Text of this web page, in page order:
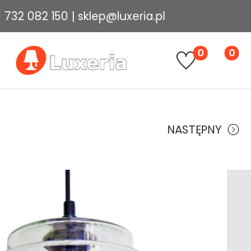
082 150 | sklep@luxeria.pl
0 0
NASTĘPNY